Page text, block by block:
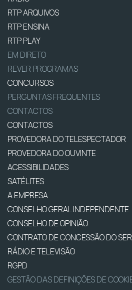
RTP ARQUIVOS
RTP ENSINA
RTP PLAY
EM DIRETO
REVER PROGRAMAS
CONCURSOS
PERGUNTAS FREQUENTES
CONTACTOS
CONTACTOS
PROVEDORA DO TELESPECTADOR
PROVEDORA DO OUVINTE
ACESSIBILIDADES
SATÉLITES
A EMPRESA
CONSELHO GERAL INDEPENDENTE
CONSELHO DE OPINIÃO
CONTRATO DE CONCESSÃO DO
RÁDIO E TELEVISÃO
RGPD
GESTÃO DAS DEFINIÇÕES DE